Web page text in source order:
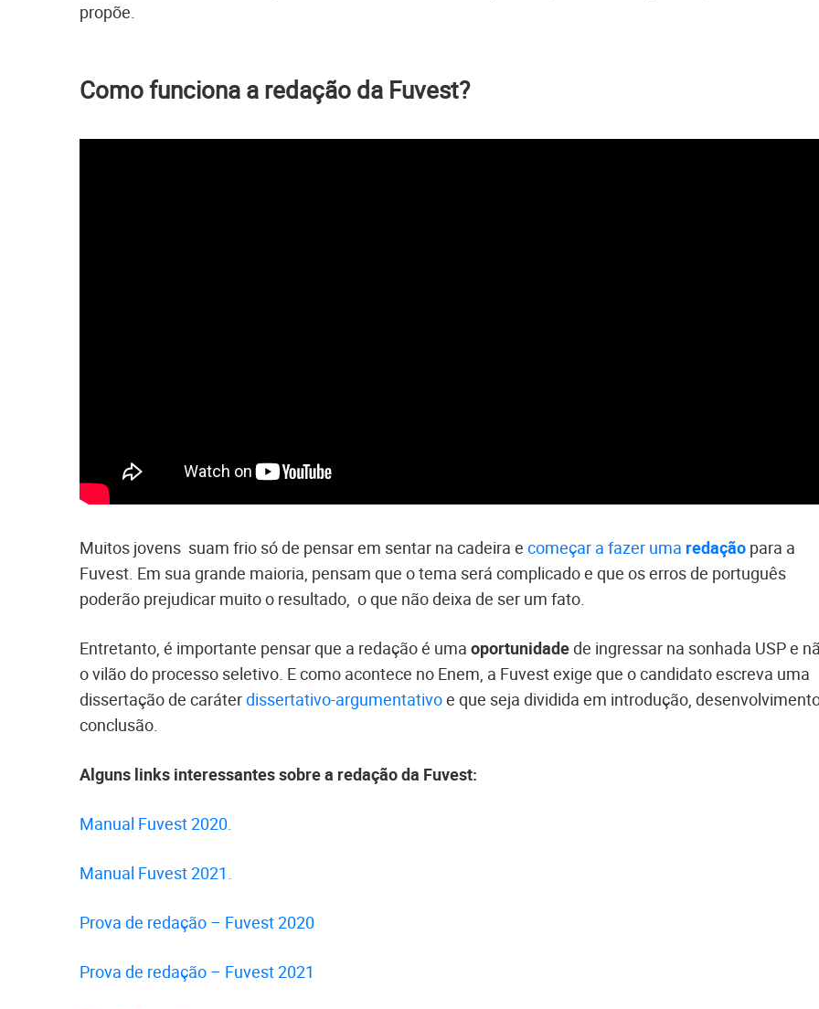
propõe.
Como funciona a redação da Fuvest?
Muitos jovens suam frio só de pensar em sentar na cadeira e começar a fazer uma redação para a
Fuvest. Em sua grande maioria, pensam que o tema será complicado e que os erros de português
poderão prejudicar muito o resultado, o que não deixa de ser um fato.
Entretanto, é importante pensar que a redação é uma oportunidadede ingressar na sonhada USP e
o vilão do processo seletivo. E como acontece no Enem, a Fuvest exige que o candidato escreva uma
dissertação de caráterdissertativo-argumentativoe que seja dividida em introdução,
conclusão.
Alguns links interessantes sobre a redação da Fuvest:
Manual Fuvest 2020.
Manual Fuvest 2021.
Prova de redação – Fuvest 2020
Prova de redação – Fuvest 2021